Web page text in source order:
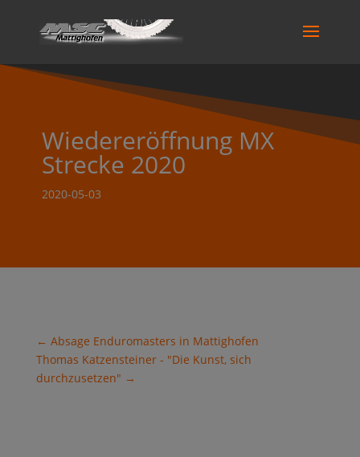
Wiedereröffnung MX
Strecke 2020
2020-05-03
← Absage Enduromasters in Mattighofen
Thomas Katzensteiner - "Die Kunst, sich
durchzusetzen" →